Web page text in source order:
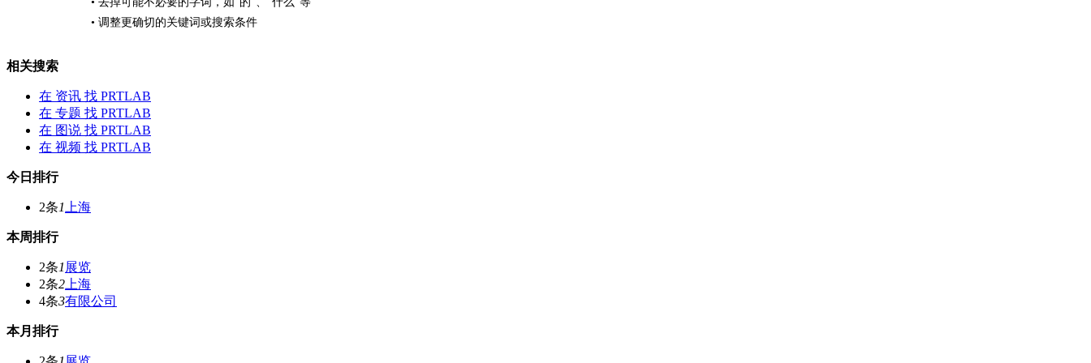
• 调整更确切的关键词或搜索条件
相关搜索
在 资讯 找 PRTLAB
在 专题 找 PRTLAB
在 图说 找 PRTLAB
在 视频 找 PRTLAB
今日排行
2条1 上海
本周排行
2条1 展览
2条2 上海
4条3有限公司
本月排行